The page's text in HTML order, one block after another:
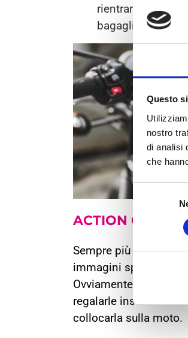
Questo
nostro
di analisi
che
consenso
rientrano anche
bagagli dalla
ACTION
Sempre più diffuse
immagini spettacolari
Ovviamente la qualità
regalarle insieme alla
collocarla sulla moto.